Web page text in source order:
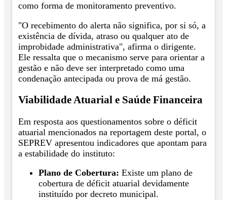
como forma de monitoramento preventivo.
"O recebimento do alerta não significa, por si só, a
existência de dívida, atraso ou qualquer ato de
improbidade administrativa", afirma o dirigente.
Ele ressalta que o mecanismo serve para orientar a
gestão e não deve ser interpretado como uma
condenação antecipada ou prova de má gestão.
Viabilidade Atuarial e Saúde Financeira
Em resposta aos questionamentos sobre o déficit
atuarial mencionados na reportagem deste portal, o
SEPREV apresentou indicadores que apontam para
a estabilidade do instituto:
Plano de Cobertura: Existe um plano de
cobertura de déficit atuarial devidamente
instituído por decreto municipal.